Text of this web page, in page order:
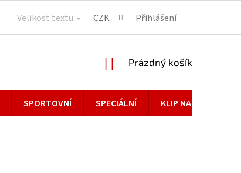
Velikost textu CZK Přihlášení
NÁKUPNÍ
Prázdný košík
SPORTOVNÍ SPECIÁLNÍ KLIP NA BRÝLE